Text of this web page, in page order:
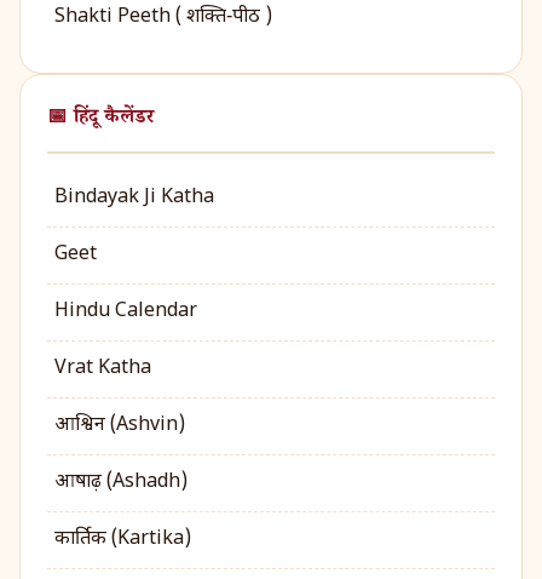
Shakti Peeth ( शक्ति‑पीठ )
📅 हिंदू कैलेंडर
Bindayak Ji Katha
Geet
Hindu Calendar
Vrat Katha
आश्विन (Ashvin)
आषाढ़ (Ashadh)
कार्तिक (Kartika)